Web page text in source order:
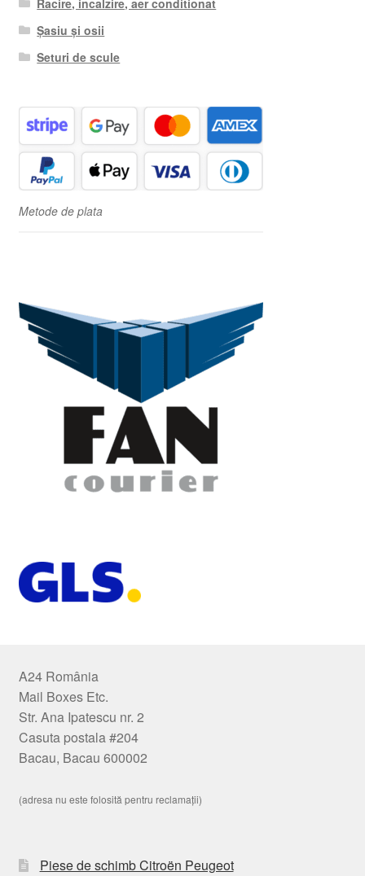
Șasiu și osii
Seturi de scule
Metode de plata
A24 România
Mail Boxes Etc.
Str. Ana Ipatescu nr. 2
Casuta postala #204
Bacau, Bacau 600002
(adresa nu este folosită pentru reclamații)
Piese de schimb Citroën Peugeot